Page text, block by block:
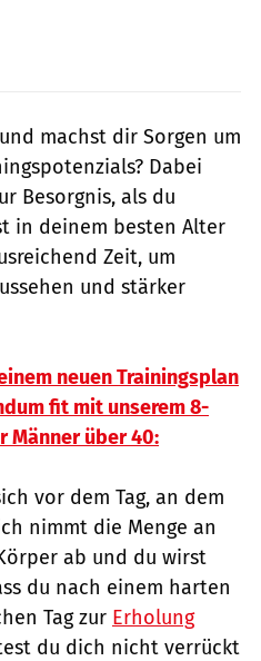
machst dir Sorgen um
Dabei
Besorgnis, als du
in deinem besten Alter
Zeit, um
und stärker
neuen Trainingsplan
fit mit unserem 8-
Männer über 40:
vor dem Tag, an dem
nimmt die Menge an
ab und du wirst
du nach einem harten
Tag zur Erholung
du dich nicht verrückt